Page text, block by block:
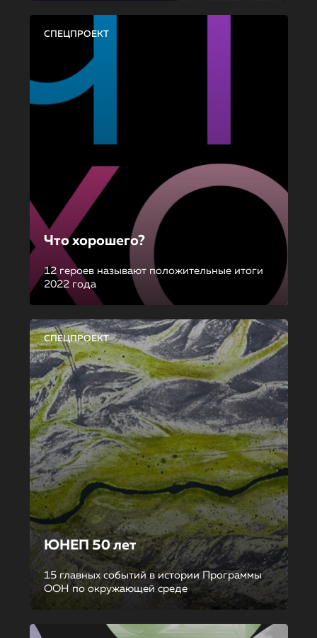
СПЕЦПРОЕКТ
Что хорошего?
12 героев называют положительные итоги
2022 года
СПЕЦПРОЕКТ
ЮНЕП 50 лет
15 главных событий в истории Программы
ООН по окружающей среде